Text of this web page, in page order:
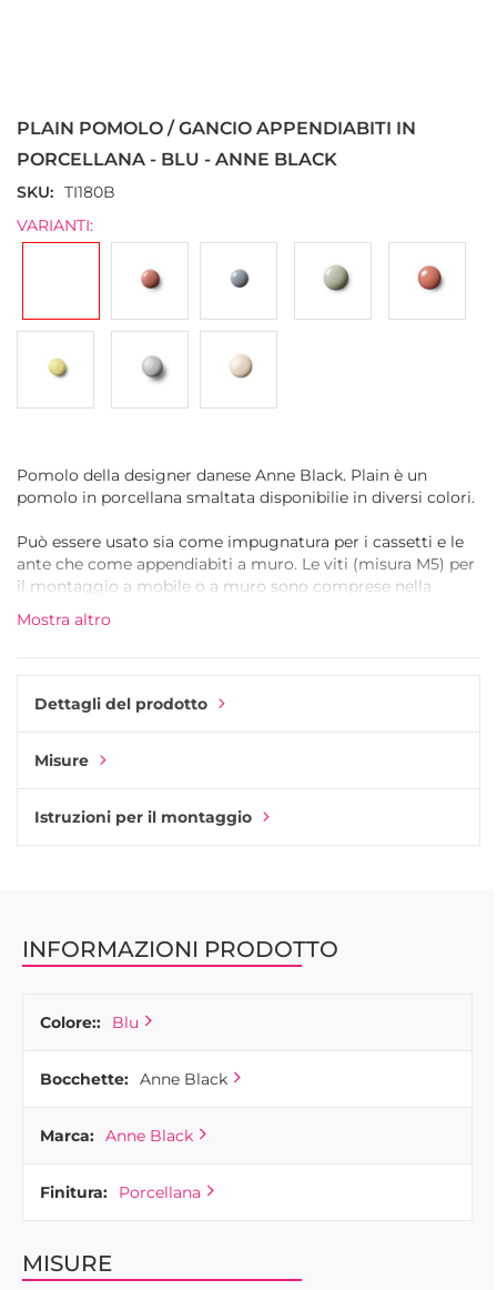
galleria
di
PLAIN POMOLO / GANCIO APPENDIABITI IN
PORCELLANA - BLU - ANNE BLACK
SKU
TI180B
VARIANTI:
Pomolo della designer danese Anne Black. Plain è un
pomolo in porcellana smaltata disponibilie in diversi colori.
Può essere usato sia come impugnatura per i cassetti e le
ante che come appendiabiti a muro. Le viti (misura M5) per
il montaggio a mobile o a muro sono comprese nella
confezione. Il pomello è dispoibile in quattro misure,
selezionabili dal menu qui sotto.
Mostra altro
Dettagli del prodotto
Misure
Istruzioni per il montaggio
INFORMAZIONI PRODOTTO
Colore:: Blu
Bocchette: Anne Black
Marca: Anne Black
Finitura: Porcellana
MISURE